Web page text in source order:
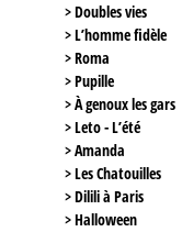
> Doubles vies
> L’homme fidèle
> Roma
> Pupille
> À genoux les gars
> Leto - L’été
> Amanda
> Les Chatouilles
> Dilili à Paris
> Halloween